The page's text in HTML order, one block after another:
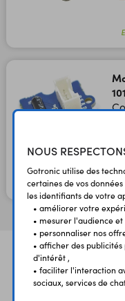
NOUS
Gotronic utilise des
certaines de vos
les identifiants de votre
• améliorer votre
• mesurer l'audience
• personnaliser nos
• afficher des
d'intérêt ,
• faciliter l'interaction
sociaux, services de